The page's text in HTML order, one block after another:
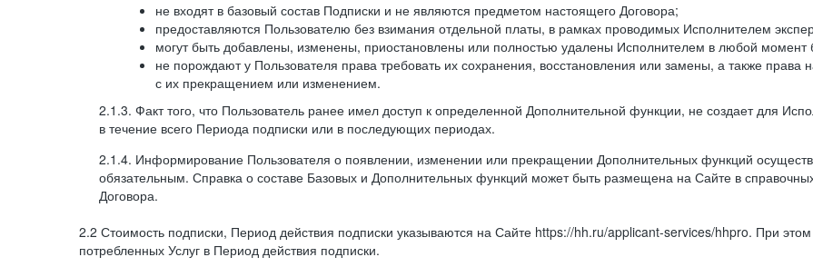
не входят в базовый состав Подписки и не являются предметом настоящего Договора;
предоставляются Пользователю без взимания отдельной платы, в рамках проводимых Исполнителем
могут быть добавлены, изменены, приостановлены или полностью удалены Исполнителем в любой момент
не порождают у Пользователя права требовать их сохранения, восстановления или замены, а также права
с их прекращением или изменением.
2.1.3. Факт того, что Пользователь ранее имел доступ к определенной Дополнительной функции, не создает для
в течение всего Периода подписки или в последующих периодах.
2.1.4. Информирование Пользователя о появлении, изменении или прекращении Дополнительных функций
обязательным. Справка о составе Базовых и Дополнительных функций может быть размещена на Сайте в
Договора.
2.2 Стоимость подписки, Период действия подписки указываются на Сайте https://hh.ru/applicant-services/hhpro. При этом
потребленных Услуг в Период действия подписки.